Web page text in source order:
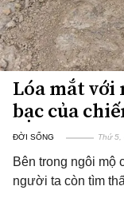
Lóa mắt với
bạc của
ĐỜI SỐNG Thứ
Bên trong ngôi mộ
người ta còn tìm